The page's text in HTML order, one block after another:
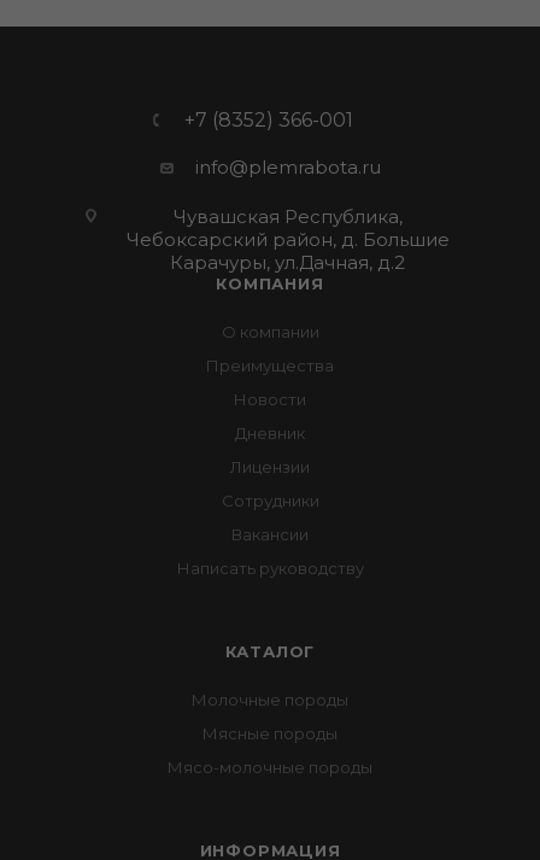
+7 (8352) 366-001
info@plemrabota.ru
Чувашская Республика,
Чебоксарский район, д. Большие
Карачуры, ул.Дачная, д.2
КОМПАНИЯ
О компании
Преимущества
Новости
Дневник
Лицензии
Сотрудники
Вакансии
Написать руководству
КАТАЛОГ
Молочные породы
Мясные породы
Мясо-молочные породы
ИНФОРМАЦИЯ